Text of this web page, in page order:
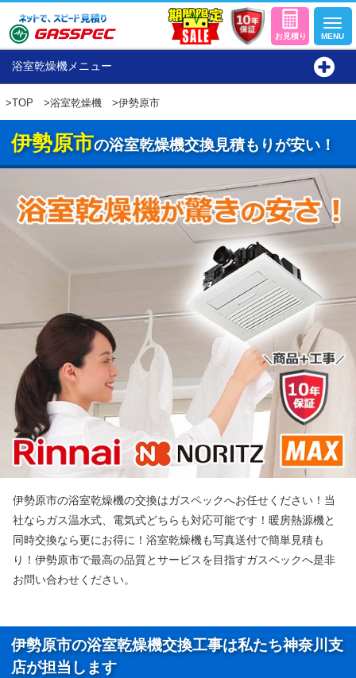
浴室乾燥機メニュー
>TOP >浴室乾燥機 >伊勢原市
伊勢原市の浴室乾燥機交換見積もりが安い！
伊勢原市の浴室乾燥機の交換はガスペックへお任せください！当
社ならガス温水式、電気式どちらも対応可能です！暖房熱源機と
同時交換なら更にお得に！浴室乾燥機も写真送付で簡単見積も
り！伊勢原市で最高の品質とサービスを目指すガスペックへ是非
お問い合わせください。
伊勢原市の浴室乾燥機交換工事は私たち神奈川支
店が担当します